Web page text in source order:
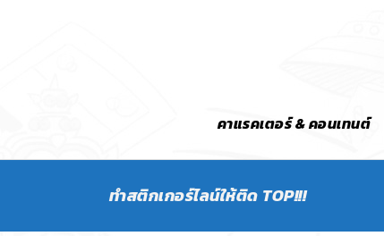
คาแรคเตอร์ & คอนเทนต์
ทำสติกเกอร์ไลน์ให้ติด TOP!!!